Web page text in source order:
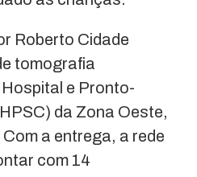
Roberto Cidade
tomografia
e Pronto-
da Zona Oeste,
a entrega, a rede
com 14